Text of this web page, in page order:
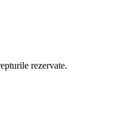
rezervate.